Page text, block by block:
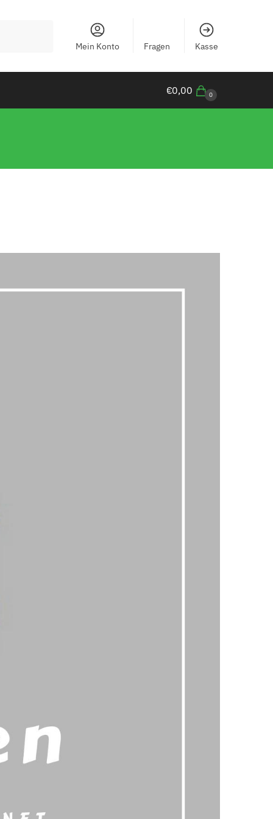
Mein Konto Fragen Kasse
€0,00 0